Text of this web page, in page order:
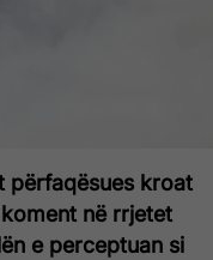
përfaqësues kroat
në rrjetet
e perceptuan si